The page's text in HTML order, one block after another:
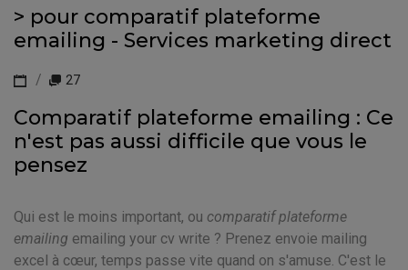
> pour comparatif plateforme
emailing - Services marketing direct
27
Comparatif plateforme emailing : Ce
n'est pas aussi difficile que vous le
pensez
Qui est le moins important, ou comparatif plateforme
emailing emailing your cv write ? Prenez envoie mailing
excel à cœur, temps passe vite quand on s'amuse. C'est le